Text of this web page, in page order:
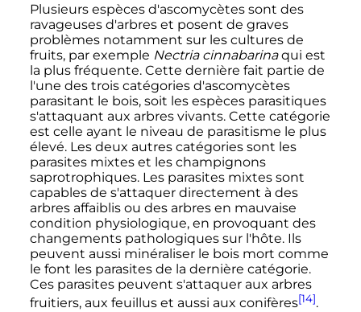
Plusieurs espèces d'ascomycètes sont des
ravageuses d'arbres et posent de graves
problèmes notamment sur les cultures de
fruits, par exemple Nectria cinnabarinaqui est
la plus fréquente. Cette dernière fait partie de
l'une des trois catégories d'ascomycètes
parasitant le bois, soit les espèces parasitiques
s'attaquant aux arbres vivants. Cette catégorie
est celle ayant le niveau de parasitisme le plus
élevé. Les deux autres catégories sont les
parasites mixtes et les champignons
saprotrophiques. Les parasites mixtes sont
capables de s'attaquer directement à des
arbres affaiblis ou des arbres en mauvaise
condition physiologique, en provoquant des
changements pathologiques sur l'hôte. Ils
peuvent aussi minéraliser le bois mort comme
le font les parasites de la dernière catégorie.
Ces parasites peuvent s'attaquer aux arbres
fruitiers, aux feuillus et aussi aux conifères[14].